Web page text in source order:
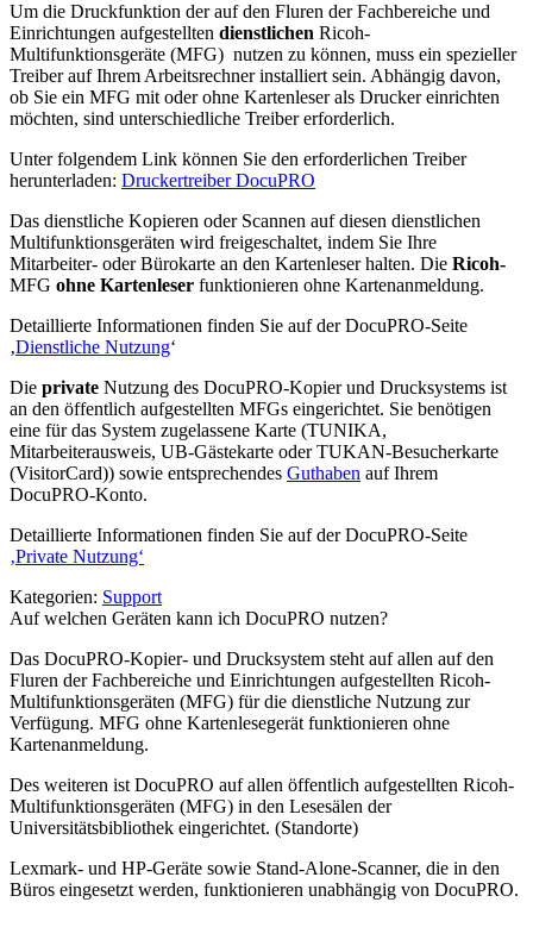
Um die Druckfunktion der auf den Fluren der Fachbereiche und
Einrichtungen aufgestellten dienstlichen Ricoh-
Multifunktionsgeräte (MFG) nutzen zu können, muss ein spezieller
Treiber auf Ihrem Arbeitsrechner installiert sein. Abhängig davon,
ob Sie ein MFG mit oder ohne Kartenleser als Drucker einrichten
möchten, sind unterschiedliche Treiber erforderlich.
Unter folgendem Link können Sie den erforderlichen Treiber
herunterladen: Druckertreiber DocuPRO
Das dienstliche Kopieren oder Scannen auf diesen dienstlichen
Multifunktionsgeräten wird freigeschaltet, indem Sie Ihre
Mitarbeiter- oder Bürokarte an den Kartenleser halten. Die Ricoh-
MFG ohne Kartenleser funktionieren ohne Kartenanmeldung.
Detaillierte Informationen finden Sie auf der DocuPRO-Seite
‚Dienstliche Nutzung‘
Die private Nutzung des DocuPRO-Kopier und Drucksystems ist
an den öffentlich aufgestellten MFGs eingerichtet. Sie benötigen
eine für das System zugelassene Karte (TUNIKA,
Mitarbeiterausweis, UB-Gästekarte oder TUKAN-Besucherkarte
(VisitorCard)) sowie entsprechendes Guthaben auf Ihrem
DocuPRO-Konto.
Detaillierte Informationen finden Sie auf der DocuPRO-Seite
‚Private Nutzung‘
Kategorien: Support
Auf welchen Geräten kann ich DocuPRO nutzen?
Das DocuPRO-Kopier- und Drucksystem steht auf allen auf den
Fluren der Fachbereiche und Einrichtungen aufgestellten Ricoh-
Multi­funktions­geräten (MFG) für die dienstliche Nutzung zur
Verfügung. MFG ohne Kartenlesegerät funktionieren ohne
Kartenanmeldung.
Des weiteren ist DocuPRO auf allen öffentlich aufgestellten Ricoh-
Multifunktionsgeräten (MFG) in den Lesesälen der
Universitätsbibliothek eingerichtet. (Standorte)
Lexmark- und HP-Geräte sowie Stand-Alone-Scanner, die in den
Büros eingesetzt werden, funktionieren unabhängig von DocuPRO.